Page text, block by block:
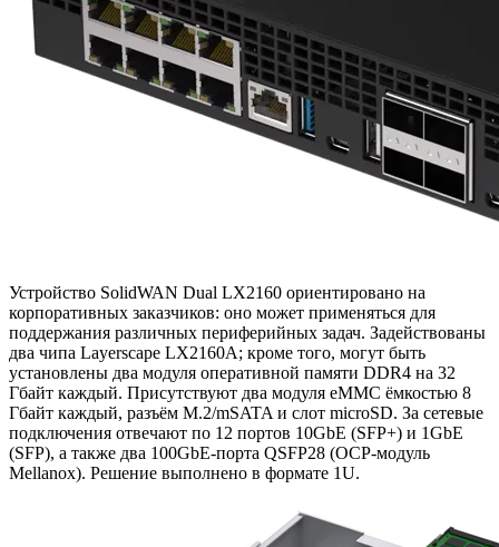
Устройство SolidWAN Dual LX2160 ориентировано на
корпоративных заказчиков: оно может применяться для
поддержания различных периферийных задач. Задействованы
два чипа Layerscape LX2160A; кроме того, могут быть
установлены два модуля оперативной памяти DDR4 на 32
Гбайт каждый. Присутствуют два модуля eMMC ёмкостью 8
Гбайт каждый, разъём M.2/mSATA и слот microSD. За сетевые
подключения отвечают по 12 портов 10GbE (SFP+) и 1GbE
(SFP), а также два 100GbE-порта QSFP28 (OCP-модуль
Mellanox). Решение выполнено в формате 1U.